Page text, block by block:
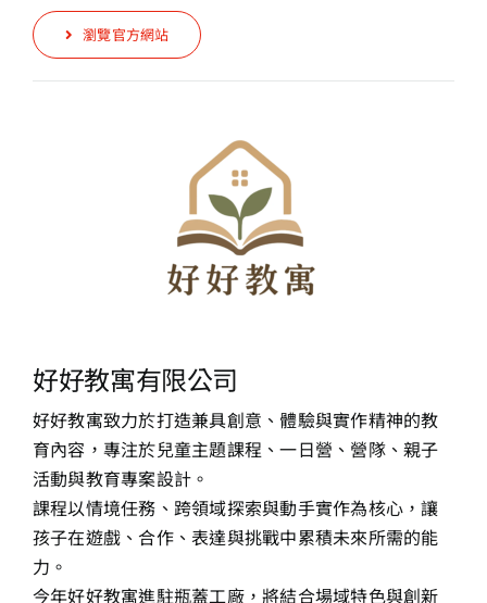
瀏覽官方網站
好好教寓有限公司
好好教寓致力於打造兼具創意、體驗與實作精神的教
育內容，專注於兒童主題課程、一日營、營隊、親子
活動與教育專案設計。
課程以情境任務、跨領域探索與動手實作為核心，讓
孩子在遊戲 、合作、表達與挑戰中累積未來所需的能
力。
今年好好教寓進駐瓶蓋工廠，將結合場域特色與創新